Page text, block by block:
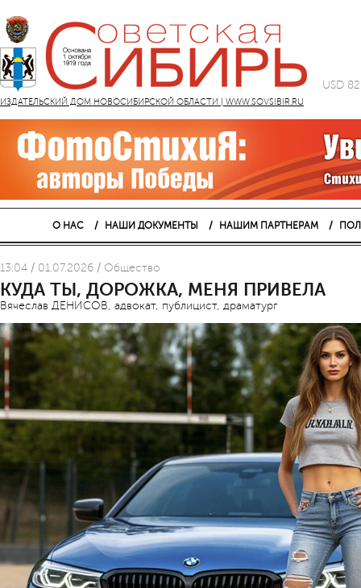
ИЗДАТЕЛЬСКИЙ ДОМ НОВОСИБИРСКОЙ ОБЛАСТИ | WWW.SOVSIBIR.RU
USD
О НАС НАШИ ДОКУМЕНТЫ НАШИМ ПАРТНЕРАМ
13:04 / 01.07.2026 / Общество
КУДА ТЫ, ДОРОЖКА, МЕНЯ ПРИВЕЛА
Вячеслав ДЕНИСОВ, адвокат, публицист, драматург